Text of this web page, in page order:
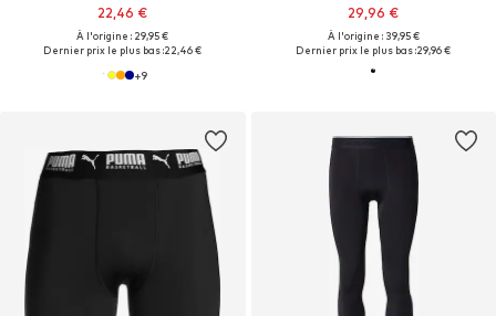
22,46 €
À l'origine : 29,95 €
Dernier prix le plus bas :22,46 €
+9
29,96 €
À l'origine : 39,95 €
Dernier prix le plus bas :29,96 €